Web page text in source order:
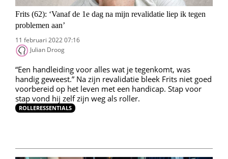
Frits (62): ‘Vanaf de 1e dag na mijn revalidatie liep ik tegen
problemen aan’
11 februari 2022 07:16
Julian Droog
“Een handleiding voor alles wat je tegenkomt, was
handig geweest.” Na zijn revalidatie bleek Frits niet goed
voorbereid op het leven met een handicap. Stap voor
stap vond hij zelf zijn weg als roller.
ROLLERESSENTIALS